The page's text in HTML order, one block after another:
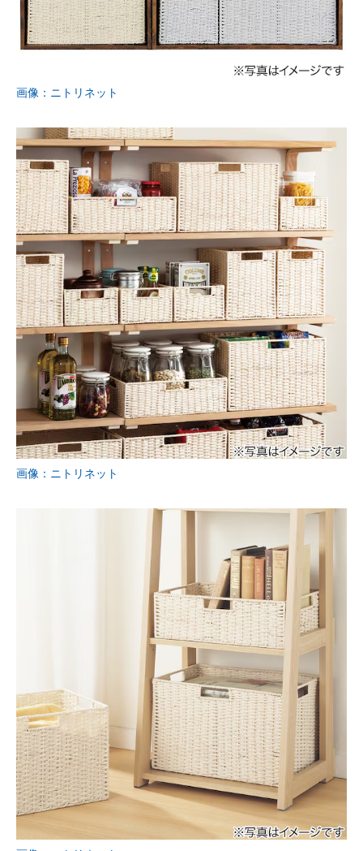
画像：ニトリネット
画像：ニトリネット